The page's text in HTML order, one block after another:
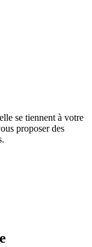
se tiennent à votre
proposer des